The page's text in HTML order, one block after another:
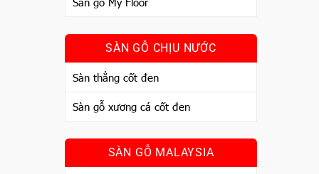
SÀN GỖ CHỊU NƯỚC
Sàn thẳng cốt đen
Sàn gỗ xương cá cốt đen
SÀN GỖ MALAYSIA